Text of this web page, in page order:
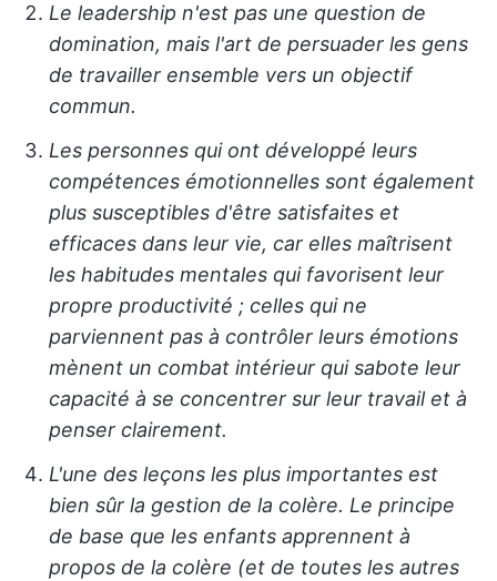
Le leadership n'est pas une question de
domination, mais l'art de persuader les gens
de travailler ensemble vers un objectif
commun.
Les personnes qui ont développé leurs
compétences émotionnelles sont également
plus susceptibles d'être satisfaites et
efficaces dans leur vie, car elles maîtrisent
les habitudes mentales qui favorisent leur
propre productivité ; celles qui ne
parviennent pas à contrôler leurs émotions
mènent un combat intérieur qui sabote leur
capacité à se concentrer sur leur travail et à
penser clairement.
L'une des leçons les plus importantes est
bien sûr la gestion de la colère. Le principe
de base que les enfants apprennent à
propos de la colère (et de toutes les autres